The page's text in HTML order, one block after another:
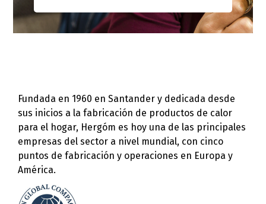
Fundada en 1960 en Santander y dedicada desde
sus inicios a la fabricación de productos de calor
para el hogar, Hergóm es hoy una de las principales
empresas del sector a nivel mundial, con cinco
puntos de fabricación y operaciones en Europa y
América.